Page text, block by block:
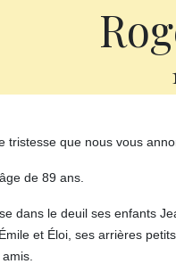
tristesse que nous vous
de 89 ans.
dans le deuil ses enfants
et Éloi, ses arrières